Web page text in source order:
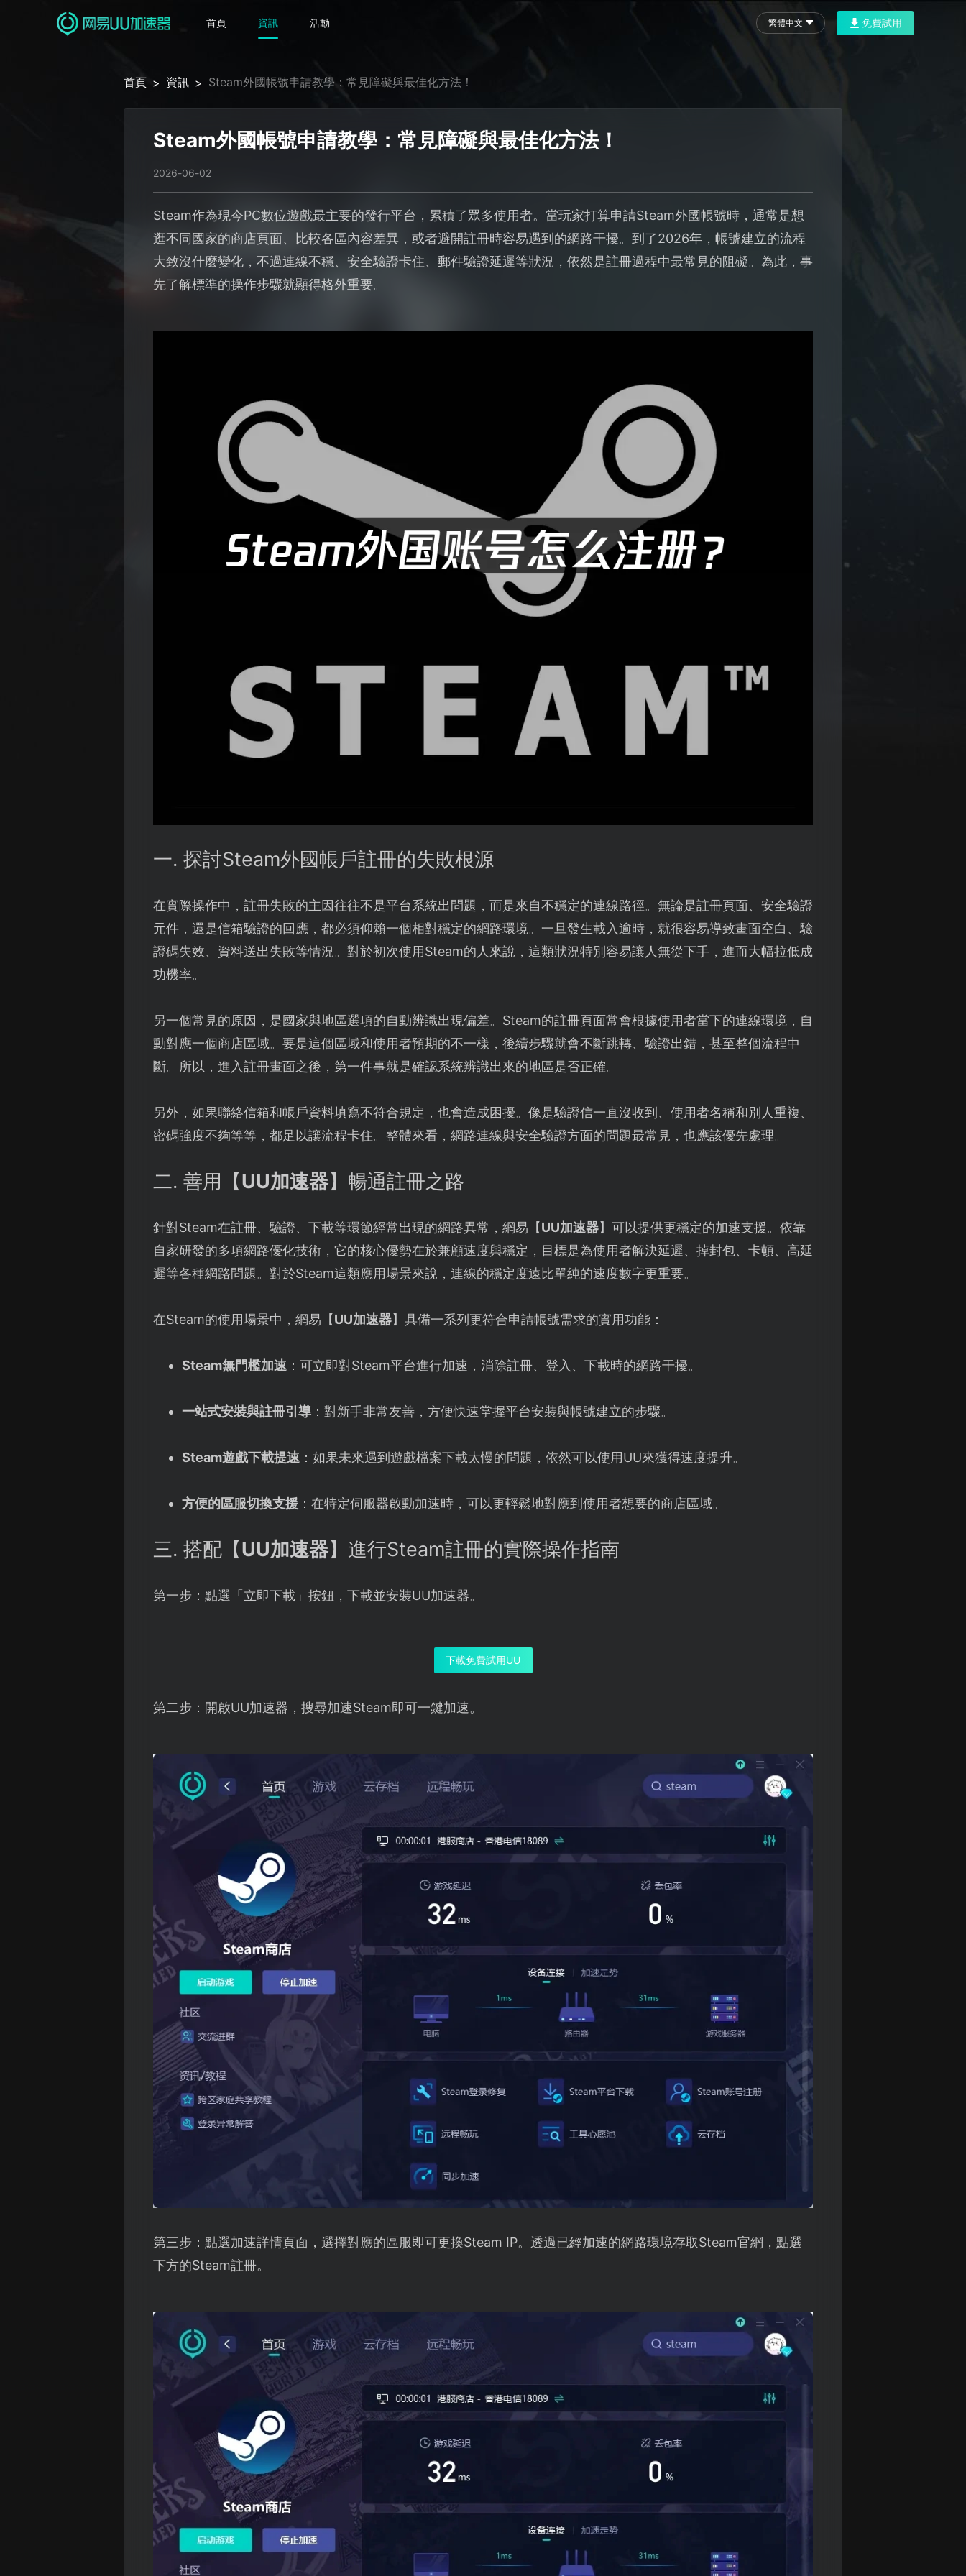
首頁 資訊 活動 繁體中文 免費試用
首頁 > 資訊 > Steam外國帳號申請教學：常見障礙與最佳化方法！
Steam外國帳號申請教學：常見障礙與最佳化方法！
2026-06-02
Steam作為現今PC數位遊戲最主要的發行平台，累積了眾多使用者。當玩家打算申請Steam外國帳號時，通常是想
逛不同國家的商店頁面、比較各區內容差異，或者避開註冊時容易遇到的網路干擾。到了2026年，帳號建立的流程
大致沒什麼變化，不過連線不穩、安全驗證卡住、郵件驗證延遲等狀況，依然是註冊過程中最常見的阻礙。為此，事
先了解標準的操作步驟就顯得格外重要。
一. 探討Steam外國帳戶註冊的失敗根源
在實際操作中，註冊失敗的主因往往不是平台系統出問題，而是來自不穩定的連線路徑。無論是註冊頁面、安全驗證
元件，還是信箱驗證的回應，都必須仰賴一個相對穩定的網路環境。一旦發生載入逾時，就很容易導致畫面空白、驗
證碼失效、資料送出失敗等情況。對於初次使用Steam的人來說，這類狀況特別容易讓人無從下手，進而大幅拉低成
功機率。
另一個常見的原因，是國家與地區選項的自動辨識出現偏差。Steam的註冊頁面常會根據使用者當下的連線環境，自
動對應一個商店區域。要是這個區域和使用者預期的不一樣，後續步驟就會不斷跳轉、驗證出錯，甚至整個流程中
斷。所以，進入註冊畫面之後，第一件事就是確認系統辨識出來的地區是否正確。
另外，如果聯絡信箱和帳戶資料填寫不符合規定，也會造成困擾。像是驗證信一直沒收到、使用者名稱和別人重複、
密碼強度不夠等等，都足以讓流程卡住。整體來看，網路連線與安全驗證方面的問題最常見，也應該優先處理。
二. 善用【UU加速器】暢通註冊之路
針對Steam在註冊、驗證、下載等環節經常出現的網路異常，網易【UU加速器】可以提供更穩定的加速支援。依靠
自家研發的多項網路優化技術，它的核心優勢在於兼顧速度與穩定，目標是為使用者解決延遲、掉封包、卡頓、高延
遲等各種網路問題。對於Steam這類應用場景來說，連線的穩定度遠比單純的速度數字更重要。
在Steam的使用場景中，網易【UU加速器】具備一系列更符合申請帳號需求的實用功能：
Steam無門檻加速：可立即對Steam平台進行加速，消除註冊、登入、下載時的網路干擾。
一站式安裝與註冊引導：對新手非常友善，方便快速掌握平台安裝與帳號建立的步驟。
Steam遊戲下載提速：如果未來遇到遊戲檔案下載太慢的問題，依然可以使用UU來獲得速度提升。
方便的區服切換支援 ：在特定伺服器啟動加速時，可以更輕鬆地對應到使用者想要的商店區域。
三. 搭配【UU加速器】進行Steam註冊的實際操作指南
第一步：點選「立即下載」按鈕，下載並安裝UU加速器。
下載免費試用UU
第二步：開啟UU加速器，搜尋加速Steam即可一鍵加速。
第三步：點選加速詳情頁面，選擇對應的區服即可更換Steam IP。透過已經加速的網路環境存取Steam官網，點選
下方的Steam註冊。